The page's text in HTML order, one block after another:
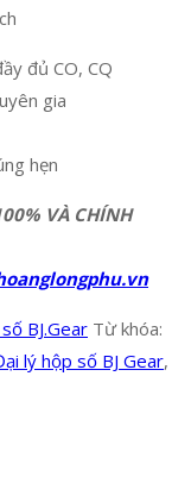
đủ CO, CQ
gia
hẹn
VÀ CHÍNH
BJ.Gear Từ khóa:
lý hộp số BJ Gear,